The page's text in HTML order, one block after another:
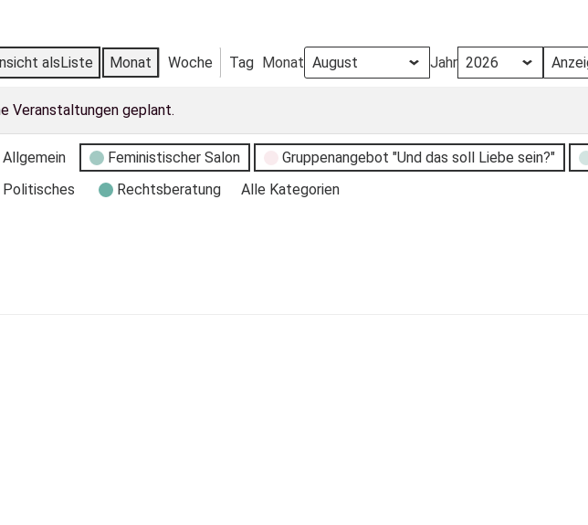
alsListe Monat Woche Tag Monat Jahr
Veranstaltungen geplant.
Allgemein Feministischer Salon Gruppenangebot "Und das soll Liebe sein?"
Politisches
Rechtsberatung
Alle Kategorien